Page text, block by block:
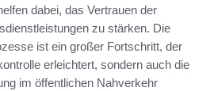
dabei, das Vertrauen der
zu stärken. Die
ist ein großer Fortschritt, der
erleichtert, sondern auch die
im öffentlichen Nahverkehr